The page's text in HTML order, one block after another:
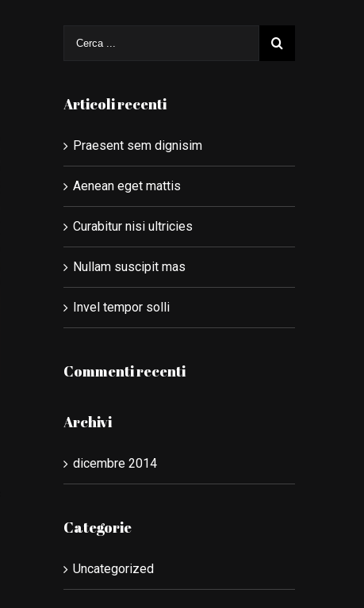
Articoli recenti
Praesent sem dignisim
Aenean eget mattis
Curabitur nisi ultricies
Nullam suscipit mas
Invel tempor solli
Commenti recenti
Archivi
dicembre 2014
Categorie
Uncategorized